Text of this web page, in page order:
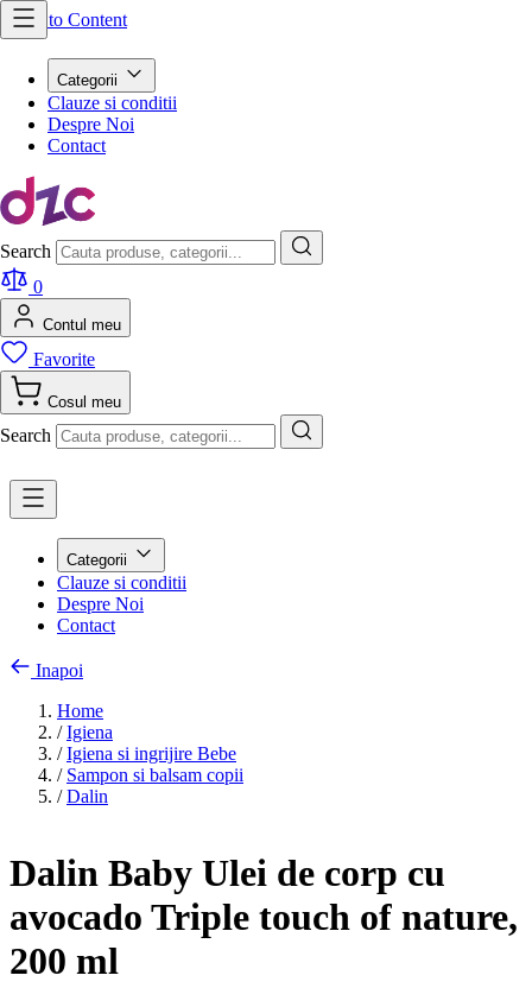
Skip to Content
Categorii
Clauze si conditii
Despre Noi
Contact
Search
0
Contul meu
Favorite
Cosul meu
Search
Categorii
Clauze si conditii
Despre Noi
Contact
Inapoi
Home
/ Igiena
/ Igiena si ingrijire Bebe
/ Sampon si balsam copii
/ Dalin
Dalin Baby Ulei de corp cu
avocado Triple touch of nature,
200 ml